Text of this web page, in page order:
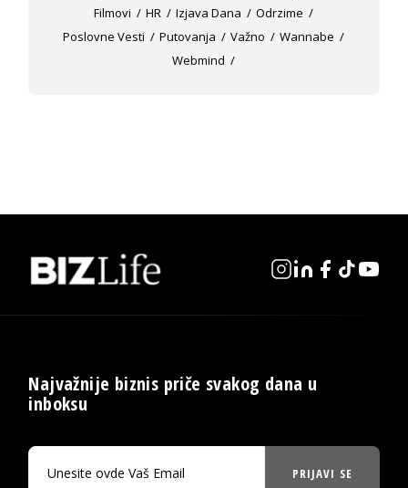
Filmovi
HR Izjava Dana
Odrzime
Poslovne Vesti
Putovanja Važno
Wannabe
Webmind
Najvažnije biznis priče svakog dana u
inboksu
PRIJAVI SE